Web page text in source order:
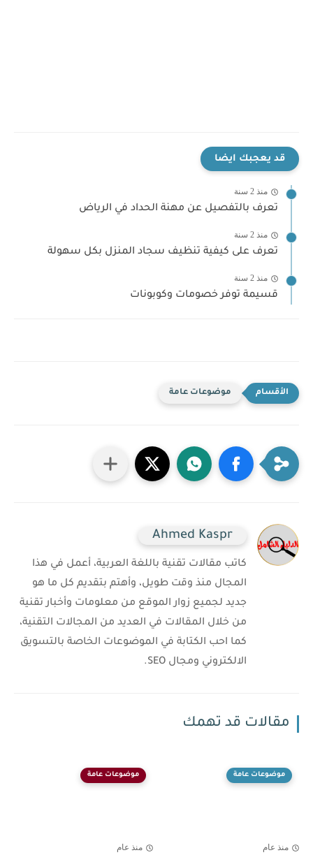
قد يعجبك ايضا
منذ 2 سنة
تعرف بالتفصيل عن مهنة الحداد في الرياض
منذ 2 سنة
تعرف على كيفية تنظيف سجاد المنزل بكل سهولة
منذ 2 سنة
قسيمة توفر خصومات وكوبونات
موضوعات عامة
Ahmed Kaspr
كاتب مقالات تقنية باللغة العربية، أعمل في هذا
المجال منذ وقت طويل، وأهتم بتقديم كل ما هو
جديد لجميع زوار الموقع من معلومات وأخبار تقنية
من خلال المقالات في العديد من المجالات التقنية،
كما احب الكتابة في الموضوعات الخاصة بالتسويق
الالكتروني ومجال SEO.
مقالات قد تهمك
موضوعات عامة
منذ عام
موضوعات عامة
منذ عام